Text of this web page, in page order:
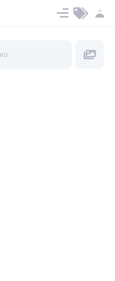
Ücret ve Planlar